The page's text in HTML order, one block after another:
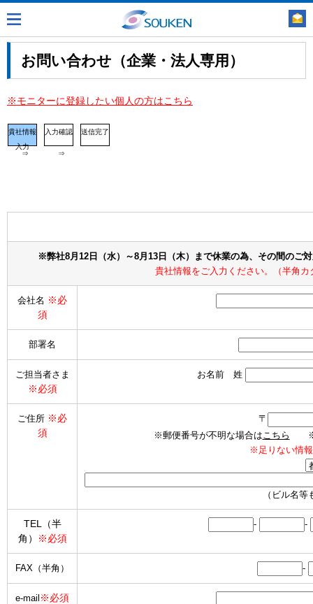
お問い合わせ（企業・法人専用）
※モニターに登録したい個人の方はこちら
貴社情報
入力
⇒
入力確認
⇒
送信完了
※弊社8月12日（水）～8月13日（木）まで休業の為、その間のご
貴社情報をご入力ください。（半角
会社名 ※必
須
部署名
ご担当者さま
※必須
お名前 姓
ご住所 ※必
須
〒
※郵便番号が不明な場合はこちら ※海
※足りない情
（ビル名
TEL（半
角）
※必須
- -
FAX（半角） -
e-mail ※必須